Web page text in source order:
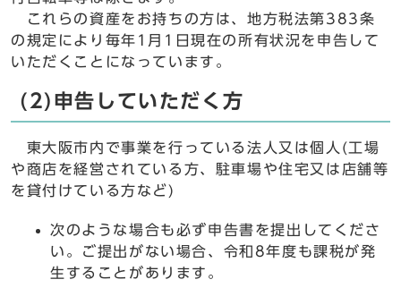
これらの資産をお持ちの方は、地方税法第383条
の規定により毎年1月1日現在の所有状況を申告して
いただくことになっています。
(2)申告していただく方
東大阪市内で事業を行っている法人又は個人(工場
や商店を経営されている方、駐車場や住宅又は店舗等
を貸付けている方など)
次のような場合も必ず申告書を提出してくださ
い。ご提出がない場合、令和8年度も課税が発
生することがあります。